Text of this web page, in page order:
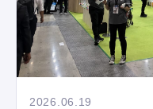
2026.06.19